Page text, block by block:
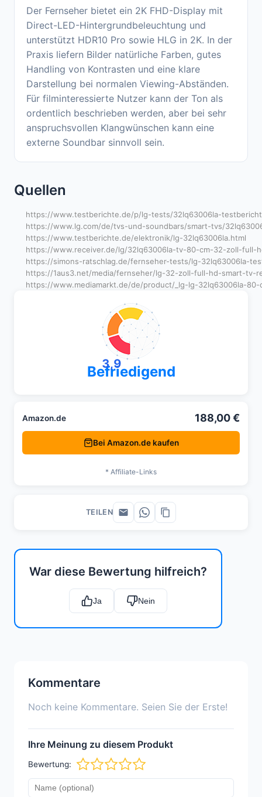
Der Fernseher bietet ein 2K FHD-Display mit
Direct-LED-Hintergrundbeleuchtung und
unterstützt HDR10 Pro sowie HLG in 2K. In der
Praxis liefern Bilder natürliche Farben, gutes
Handling von Kontrasten und eine klare
Darstellung bei normalen Viewing-Abständen.
Für filminteressierte Nutzer kann der Ton als
ordentlich beschrieben werden, aber bei sehr
anspruchsvollen Klangwünschen kann eine
externe Soundbar sinnvoll sein.
Quellen
https://www.testberichte.de/p/lg-tests/32lq63006la-
https://www.lg.com/de/tvs-und-soundbars/smart-tvs/
https://www.testberichte.de/elektronik/lg-32lq63006la.html
https://www.receiver.de/lg/32lq63006la-tv-80-cm-32-zoll-full-
https://simons-ratschlag.de/fernseher-tests/lg-32lq63006la-
https://1aus3.net/media/fernseher/lg-32-zoll-full-hd-smart-tv-
https://www.mediamarkt.de/de/product/_lg-lg-32lq63006la-
War diese Bewertung hilfreich?
Ja Nein
Kommentare
Noch keine Kommentare. Seien Sie der Erste!
Ihre Meinung zu diesem Produkt
Bewertung:
3,9
Befriedigend
Amazon.de 188,00 €
Bei Amazon.de kaufen
* Affiliate-Links
TEILEN